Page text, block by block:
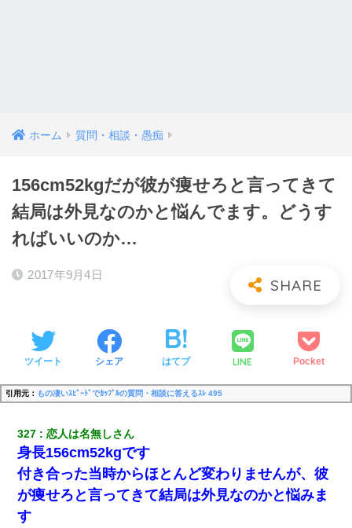
ホーム 質問・相談・愚痴
156cm52kgだが彼が痩せろと言ってきて
結局は外見なのかと悩んでます。どうす
ればいいのか…
2017年9月4日
ツイート シェア はてブ LINE Pocket
引用元： もの凄いｽﾋﾟｰﾄﾞでｶｯﾌﾟﾙの質問・相談に答えるｽﾚ 495
327 恋人は名無しさん
身長156cm52kgです
付き合った当時からほとんど変わりませんが、彼
が痩せろと言ってきて結局は外見なのかと悩みま
す